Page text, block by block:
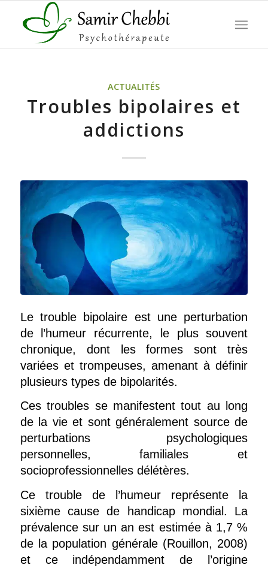
ACTUALITÉS
Troubles bipolaires et
addictions
Le trouble bipolaire est une perturbation
de l’humeur récurrente, le plus souvent
chronique, dont les formes sont très
variées et trompeuses, amenant à définir
plusieurs types de bipolarités.
Ces troubles se manifestent tout au long
de la vie et sont généralement source de
perturbations psychologiques
personnelles, familiales et
socioprofessionnelles délétères.
Ce trouble de l’humeur représente la
sixième cause de handicap mondial. La
prévalence sur un an est estimée à 1,7 %
de la population générale (Rouillon, 2008)
et ce indépendamment de l’origine